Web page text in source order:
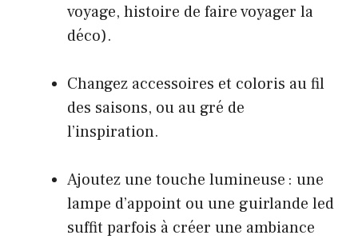
voyage, histoire de faire voyager la
déco).
Changez accessoires et coloris au fil
des saisons, ou au gré de
l’inspiration.
Ajoutez une touche lumineuse : une
lampe d’appoint ou une guirlande led
suffit parfois à créer une ambiance